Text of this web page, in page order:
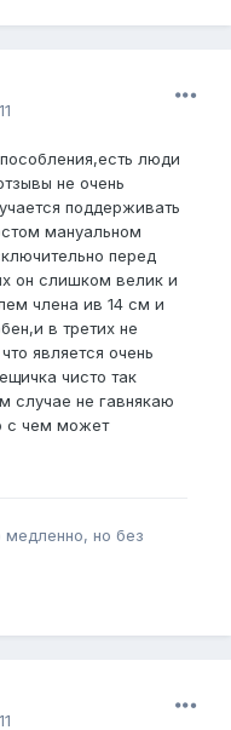
люди
не очень
поддерживать
мануальном
перед
он слишком велик и
члена ив 14 см и
в третих не
является очень
чисто так
случае не гавнякаю
с чем может
но без